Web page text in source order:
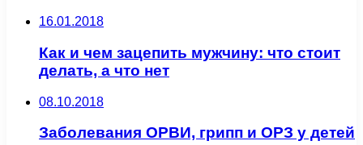
16.01.2018
Как и чем зацепить мужчину: что стоит
делать, а что нет
08.10.2018
Заболевания ОРВИ, грипп и ОРЗ у детей